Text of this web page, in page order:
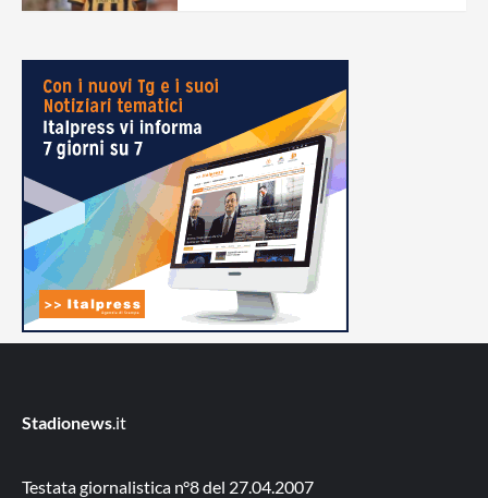
Stadionews.it
Testata giornalistica n°8 del 27.04.2007